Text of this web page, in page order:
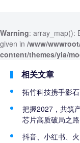
Warning: array_map():
given in /www/
content/themes/yia/
相关文章
拓竹科技携手影
把握2027，共筑
芯片高质破局之路
抖音、小红书、